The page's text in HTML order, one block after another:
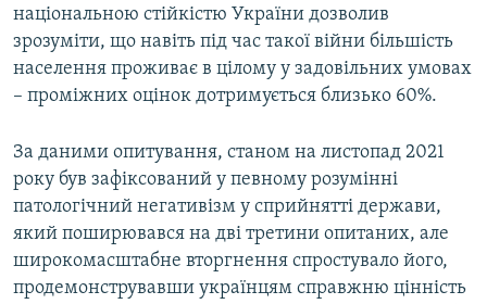
національною стійкістю України дозволив
зрозуміти, що навіть під час такої війни більшість
населення проживає в цілому у задовільних умовах
– проміжних оцінок дотримується близько 60%.
За даними опитування, станом на листопад 2021
року був зафіксований у певному розумінні
патологічний негативізм у сприйнятті держави,
який поширювався на дві третини опитаних, але
широкомасштабне вторгнення спростувало його,
продемонструвавши українцям справжню цінність